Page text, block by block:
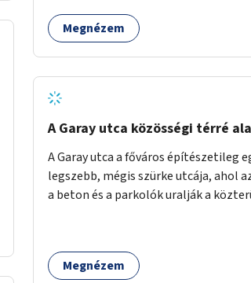
zöldítéssel is össze lehetne kötni: ahol
megoldható, ott az utasváróra vagy
megállókat.
Megnézem
A Garay utca közösségi térré
A Garay utca a főváros építészetileg
legszebb, mégis szürke utcája, ahol
a beton és a parkolók uralják a
közösségbarát terület
szakaszon a parkolás átszervezésével
Megnézem